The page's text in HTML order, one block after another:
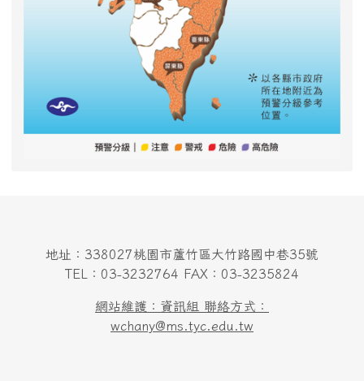
地址：338027桃園市蘆竹區大竹路國中巷35號
TEL：03-3232764 FAX：03-3235824
網站維護：資訊組 聯絡方式：
wchany@ms.tyc.edu.tw